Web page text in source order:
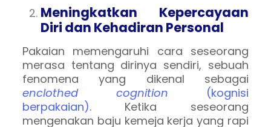
Meningkatkan Kepercayaan
Diri dan Kehadiran Personal
Pakaian memengaruhi cara seseorang
merasa tentang dirinya sendiri, sebuah
fenomena yang dikenal sebagai
enclothed cognition (kognisi
berpakaian).Ketika seseorang
mengenakan baju kemeja kerja yang rapi